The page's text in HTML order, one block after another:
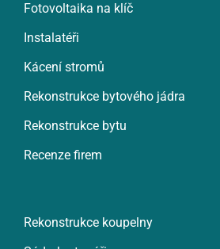
Fotovoltaika na klíč
Instalatéři
Kácení stromů
Rekonstrukce bytového jádra
Rekonstrukce bytu
Recenze firem
Rekonstrukce koupelny